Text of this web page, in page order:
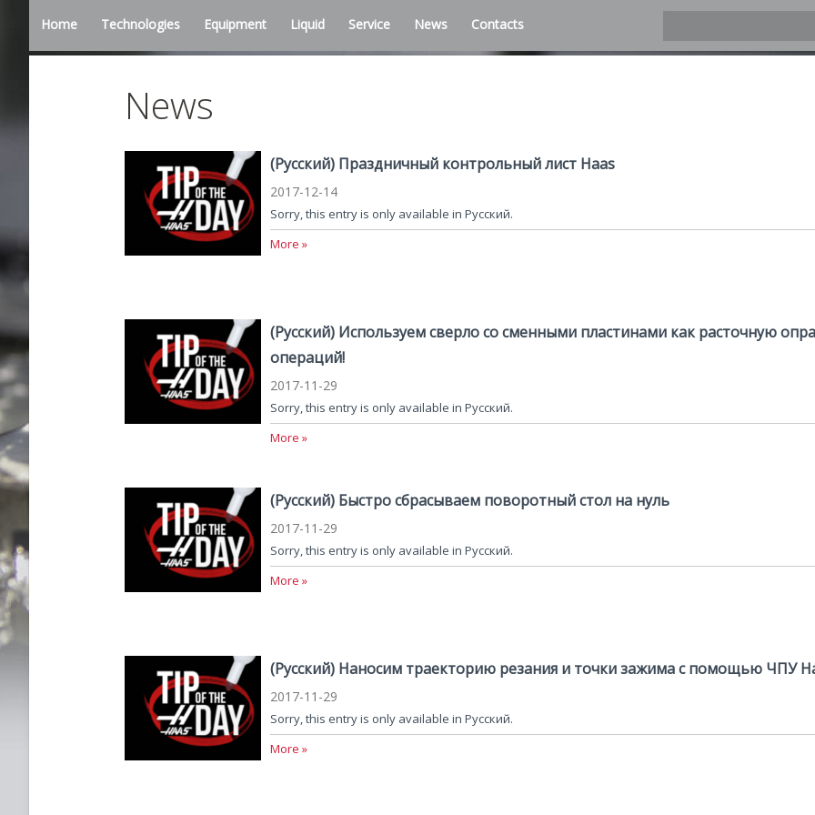
Home Technologies Equipment Liquid Service News Contacts
News
(Русский) Праздничный контрольный лист Haas
2017-12-14
Sorry, this entry is only available in Русский.
More »
(Русский) Используем сверло со сменными пластинами как расточную
операций!
2017-11-29
Sorry, this entry is only available in Русский.
More »
(Русский) Быстро сбрасываем поворотный стол на нуль
2017-11-29
Sorry, this entry is only available in Русский.
More »
(Русский) Наносим траекторию резания и точки зажима с помощью ЧПУ
2017-11-29
Sorry, this entry is only available in Русский.
More »